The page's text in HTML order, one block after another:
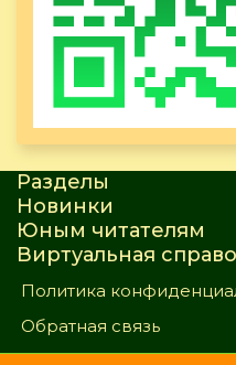
Разделы
Новинки
Юным читателям
Виртуальная
Политика
Обратная связь